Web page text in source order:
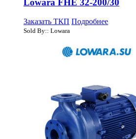
Lowara FHE 32-200/30
Заказать ТКП Подробнее
Sold By:: Lowara